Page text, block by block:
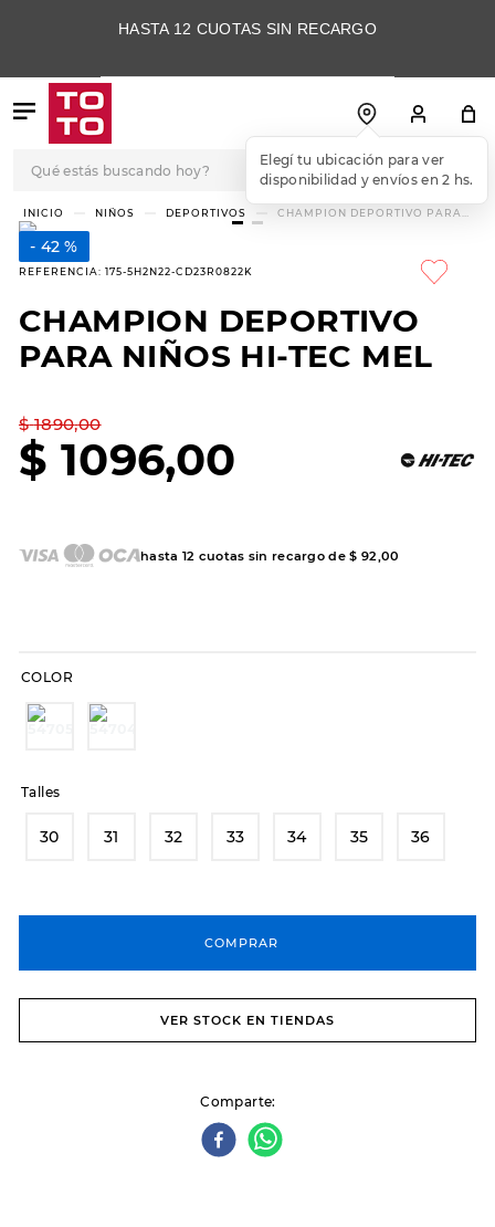
HASTA 12 CUOTAS SIN RECARGO
Elegí tu ubicación para ver
disponibilidad y envíos en 2 hs.
NIÑOS DEPORTIVOS
CHAMPION DEPORTIVO PARA
42 %
REFERENCIA: 175-5H2N22-CD23R0822K
CHAMPION DEPORTIVO
PARA NIÑOS HI-TEC MEL
$ 1890,00
$ 1096,00
hasta 12 cuotas sin recargo de$ 92 00
COLOR
Talles
30 31 32 33 34 35 36
COMPRAR
VER STOCK EN TIENDAS
Comparte
TÉRMINOS MÁS
BUSCADOS
3 .
skechers slip-ins